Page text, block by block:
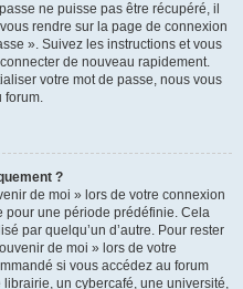
ne puisse pas être récupéré, il
rendre sur la page de connexion
». Suivez les instructions et vous
de nouveau rapidement.
votre mot de passe, nous vous
forum.
?
de moi » lors de votre connexion
pour une période prédéfinie. Cela
par quelqu’un d’autre. Pour rester
de moi » lors de votre
si vous accédez au forum
un cybercafé, une université,